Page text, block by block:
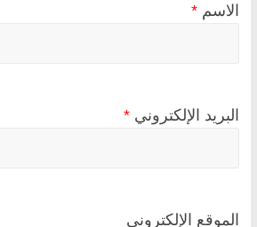
الاسم *
البريد الإلكتروني *
الموقع الإلكتروني